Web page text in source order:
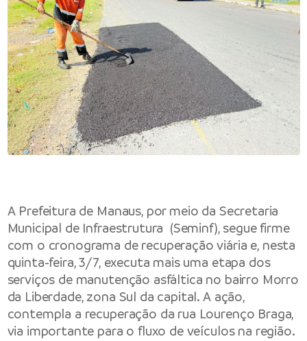
A Prefeitura de Manaus, por meio da Secretaria
Municipal de Infraestrutura (Seminf), segue firme
com o cronograma de recuperação viária e, nesta
quinta-feira, 3/7, executa mais uma etapa dos
serviços de manutenção asfáltica no bairro Morro
da Liberdade, zona Sul da capital. A ação,
contempla a recuperação da rua Lourenço Braga,
via importante para o fluxo de veículos na região.